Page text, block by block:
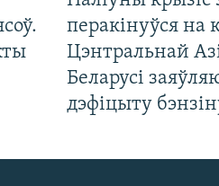
перакінуўся на
Цэнтральнай
Беларусі
дэфіцыту